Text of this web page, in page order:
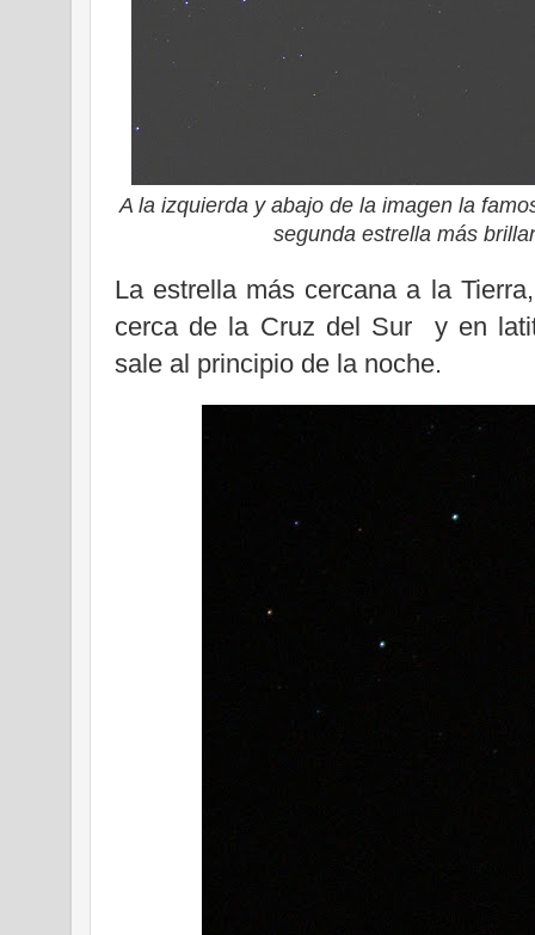
A la izquierda y abajo de la imagen la
segunda estrella más
La estrella más cercana a la
cerca de la Cruz del Sur y en
sale al principio de la noche.